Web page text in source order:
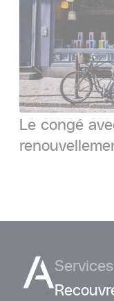
Le congé
Services